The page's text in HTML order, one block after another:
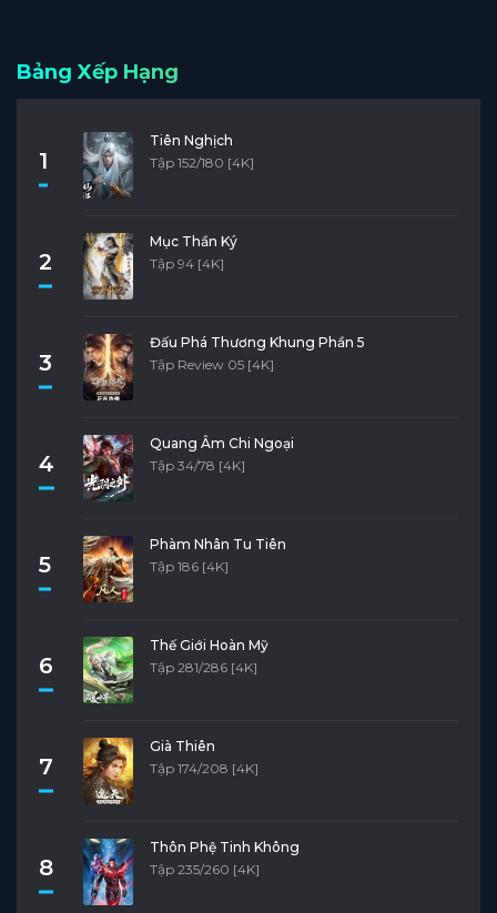
Bảng Xếp Hạng
1
Tiên Nghịch
Tập 152/180 [4K]
2
Mục Thần Ký
Tập 94 [4K]
3
Đấu Phá Thương Khung Phần 5
Tập Review 05 [4K]
4
Quang Âm Chi Ngoại
Tập 34/78 [4K]
5
Phàm Nhân Tu Tiên
Tập 186 [4K]
6
Thế Giới Hoàn Mỹ
Tập 281/286 [4K]
7
Già Thiên
Tập 174/208 [4K]
8
Thôn Phệ Tinh Không
Tập 235/260 [4K]